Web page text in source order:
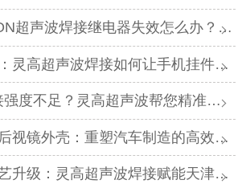
继电器失效怎么办？灵高超声波“四步维修法”精准破局
超声波焊接如何让手机挂件更“抗造”？
度不足？灵高超声波帮您精准破局
镜外壳：重塑汽车制造的高效与美学
：灵高超声波焊接赋能天津汽车与电子产业